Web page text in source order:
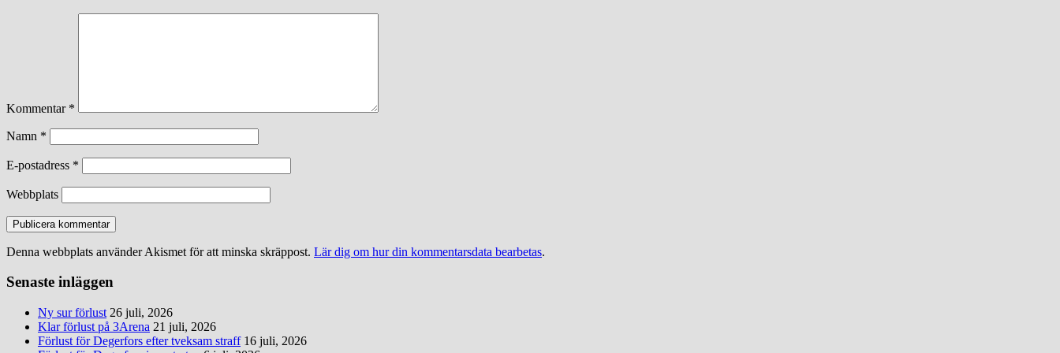
Kommentar *
Namn *
E-postadress *
Webbplats
Denna webbplats använder Akismet för att minska skräppost. Lär dig om hur din kommentarsdata bearbetas.
Senaste inläggen
Ny sur förlust 26 juli, 2026
Klar förlust på 3Arena 21 juli, 2026
Förlust för Degerfors efter tveksam straff 16 juli, 2026